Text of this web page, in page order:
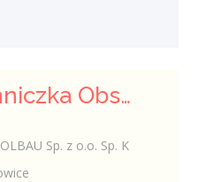
Technik / Techniczka Obsługi Budynku
Sp. z o.o. Sp. K